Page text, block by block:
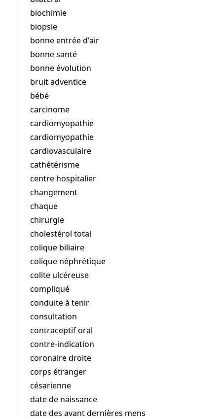
biochimie
biopsie
bonne entrée d'air
bonne santé
bonne évolution
bruit adventice
bébé
carcinome
cardiomyopathie
cardiomyopathie
cardiovasculaire
cathétérisme
centre hospitalier
changement
chaque
chirurgie
cholestérol total
colique biliaire
colique néphrétique
colite ulcéreuse
compliqué
conduite à tenir
consultation
contraceptif oral
contre-indication
coronaire droite
corps étranger
césarienne
date de naissance
date des avant dernières mens